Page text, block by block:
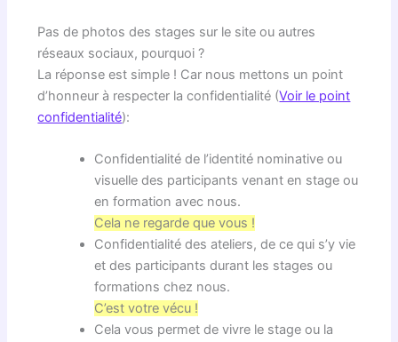
Pas de photos des stages sur le site ou autres
réseaux sociaux, pourquoi ?
La réponse est simple ! Car nous mettons un point
d’honneur à respecter la confidentialité (Voir le point
confidentialité):
Confidentialité de l’identité nominative ou
visuelle des participants venant en stage ou
en formation avec nous.
Cela ne regarde que vous !
Confidentialité des ateliers, de ce qui s’y vie
et des participants durant les stages ou
formations chez nous.
C’est votre vécu !
Cela vous permet de vivre le stage ou la